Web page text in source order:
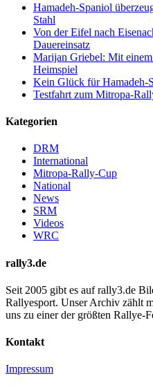
Hamadeh-Spaniol
Stahl
Von der Eifel nach
Dauereinsatz
Marijan Griebel: Mit
Heimspiel
Kein Glück für Hamadeh-
Testfahrt zum Mitropa-
Kategorien
DRM
International
Mitropa-Rally-Cup
National
News
SRM
Videos
WRC
rally3.de
Seit 2005 gibt es auf rally3.de
Rallyesport. Unser Archiv zählt
uns zu einer der größten Rallye-
Kontakt
Impressum